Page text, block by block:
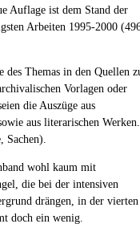
Auflage ist dem Stand der
Arbeiten 1995-2000
Themas in den Quellen
Vorlagen oder
die Auszüge aus
aus literarischen Werken.
Sachen).
wohl kaum mit
die bei der intensiven
drängen, in der vierten
doch ein wenig.